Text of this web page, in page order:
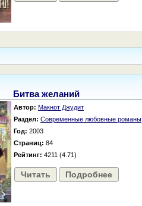
Битва желаний
Автор: Макнот Джудит
Раздел: Современные любовные романы
Год: 2003
Страниц: 84
Рейтинг: 4211 (4.71)
Читать Подробнее